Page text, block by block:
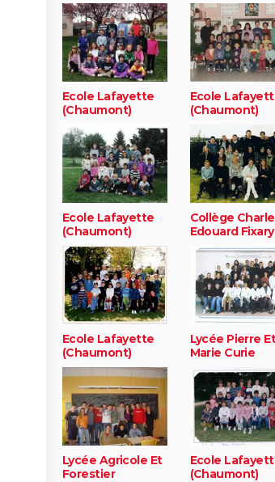
Ecole Lafayette
(Chaumont)
Ecole
(Chaumont)
Ecole Lafayette
(Chaumont)
Collège
Edouard Fixary
Ecole Lafayette
(Chaumont)
Lycée Pierre
Marie Curie
Lycée Agricole Et
Forestier
Ecole
(Chaumont)